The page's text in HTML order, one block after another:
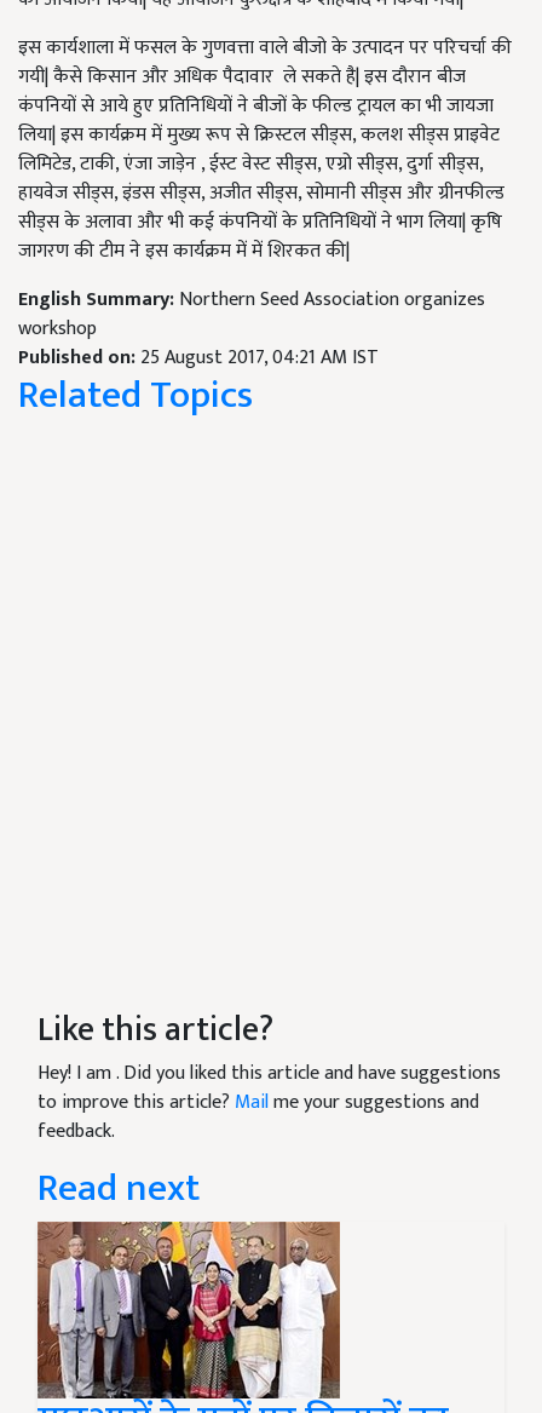
इस कार्यशाला में फसल के गुणवत्ता वाले बीजो के उत्पादन पर परिचर्चा की
गयी| कैसे किसान और अधिक पैदावार ले सकते है| इस दौरान बीज
कंपनियों से आये हुए प्रतिनिधियों ने बीजों के फील्ड ट्रायल का भी जायजा
लिया| इस कार्यक्रम में मुख्य रूप से क्रिस्टल सीड्स, कलश सीड्स प्राइवेट
लिमिटेड, टाकी, एंजा जाड़ेन , ईस्ट वेस्ट सीड्स, एग्रो सीड्स, दुर्गा सीड्स,
हायवेज सीड्स, इंडस सीड्स, अजीत सीड्स, सोमानी सीड्स और ग्रीनफील्ड
सीड्स के अलावा और भी कई कंपनियों के प्रतिनिधियों ने भाग लिया| कृषि
जागरण की टीम ने इस कार्यक्रम में में शिरकत की|
English Summary:Northern Seed Association organizes
workshop
Published on:25 August 2017, 04:21 AM IST
Related Topics
Like this article?
Hey! I am. Did you liked this article and have suggestions
to improve this article? Mailme your suggestions and
feedback.
Read next